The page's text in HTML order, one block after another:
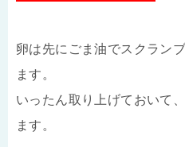
卵は先にごま油でスクラン
ます。
いったん取り上げておいて
ます。